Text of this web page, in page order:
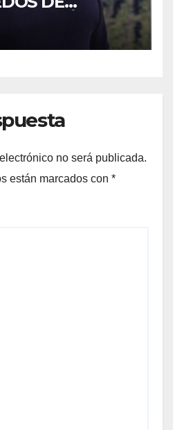
A
DEL
LIDERAZGO Y
no será publicada.
están marcados con *